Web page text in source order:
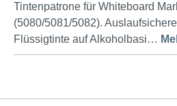
Tintenpatrone für Whiteboard
(5080/5081/5082).
Flüssigtinte auf Alkoholbasi…